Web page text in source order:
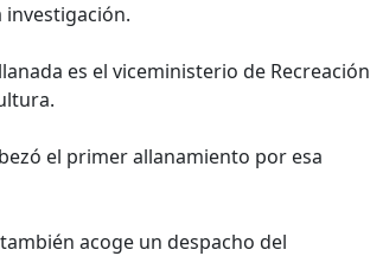
investigación.
es el viceministerio de Recreación
el primer allanamiento por esa
acoge un despacho del